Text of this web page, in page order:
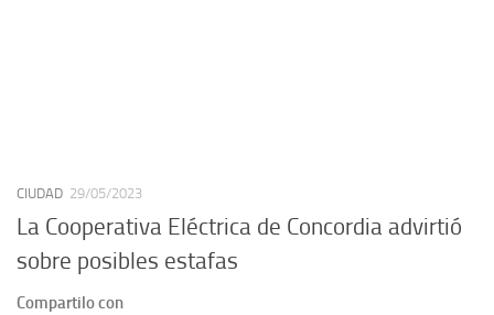
CIUDAD 29/05/2023
La Cooperativa Eléctrica de Concordia advirtió
sobre posibles estafas
Compartilo con